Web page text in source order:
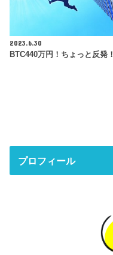
2023.6.30
BTC440万円！ちょっと反発！
プロフィール